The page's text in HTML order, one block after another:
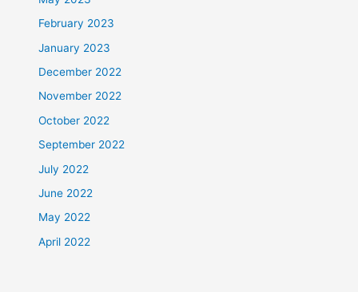
February 2023
January 2023
December 2022
November 2022
October 2022
September 2022
July 2022
June 2022
May 2022
April 2022